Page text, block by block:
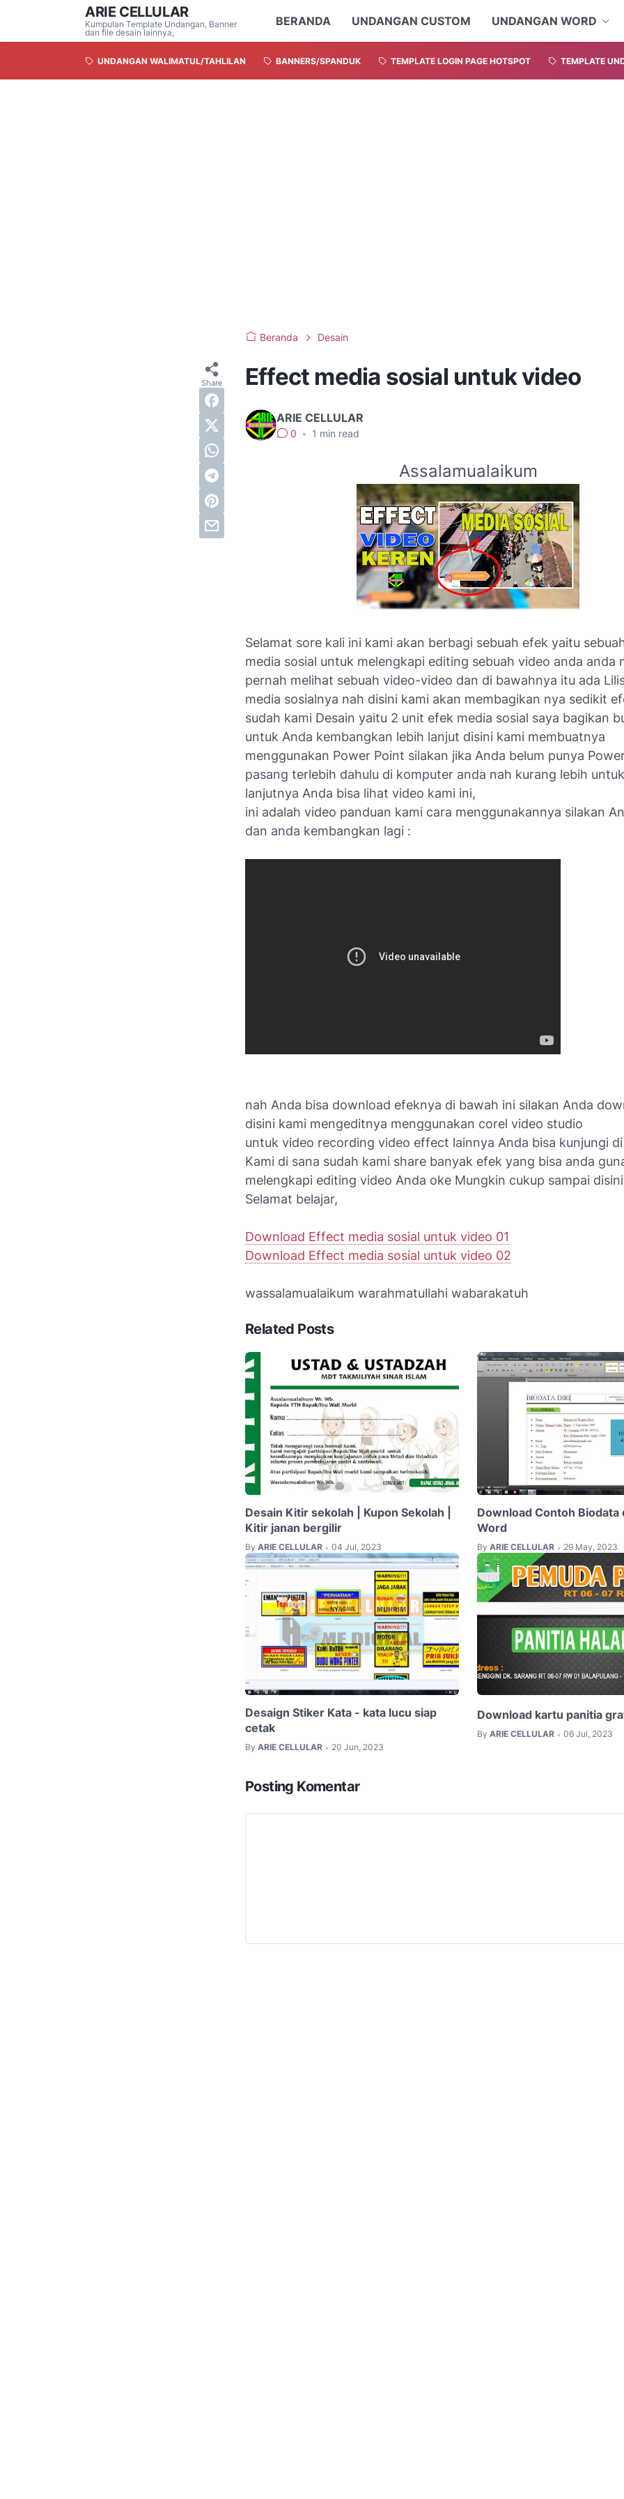
ARIE CELLULAR
Kumpulan Template Undangan, Banner
dan file desain lainnya,
BERANDA UNDANGAN CUSTOM UNDANGAN WORD
UNDANGAN WALIMATUL/TAHLILAN BANNERS/SPANDUK TEMPLATE LOGIN PAGE HOTSPOT TEMPLATE
Beranda Desain
Effect media sosial untuk video
ARIE CELLULAR
0 • 1 min read
Assalamualaikum
Selamat sore kali ini kami akan berbagi sebuah efek yaitu
media sosial untuk melengkapi editing sebuah video anda anda
pernah melihat sebuah video-video dan di bawahnya itu ada
media sosialnya nah disini kami akan membagikan nya sedikit
sudah kami Desain yaitu 2 unit efek media sosial saya bagikan
untuk Anda kembangkan lebih lanjut disini kami membuatnya
menggunakan Power Point silakan jika Anda belum punya
pasang terlebih dahulu di komputer anda nah kurang lebih
lanjutnya Anda bisa lihat video kami ini,
ini adalah video panduan kami cara menggunakannya silakan
dan anda kembangkan lagi :
nah Anda bisa download efeknya di bawah ini silakan Anda
disini kami mengeditnya menggunakan corel video studio
untuk video recording video effect lainnya Anda bisa kunjungi
Kami di sana sudah kami share banyak efek yang bisa anda
melengkapi editing video Anda oke Mungkin cukup sampai
Selamat belajar,
Download Effect media sosial untuk video 01
Download Effect media sosial untuk video 02
wassalamualaikum warahmatullahi wabarakatuh
Related Posts
Desain Kitir sekolah | Kupon Sekolah |
Kitir janan bergilir
By ARIE CELLULAR • 04 Jul, 2023
Download Contoh Biodata
Word
By ARIE CELLULAR • 29 May, 2023
Desaign Stiker Kata - kata lucu siap
cetak
By ARIE CELLULAR • 20 Jun, 2023
Download kartu panitia
By ARIE CELLULAR • 06 Jul, 2023
Posting Komentar